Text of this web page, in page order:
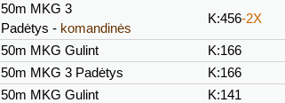
50m MKG 3
Padėtys - komandinės
K:456-2X
50m MKG Gulint K:166
50m MKG 3 Padėtys K:166
50m MKG Gulint K:141